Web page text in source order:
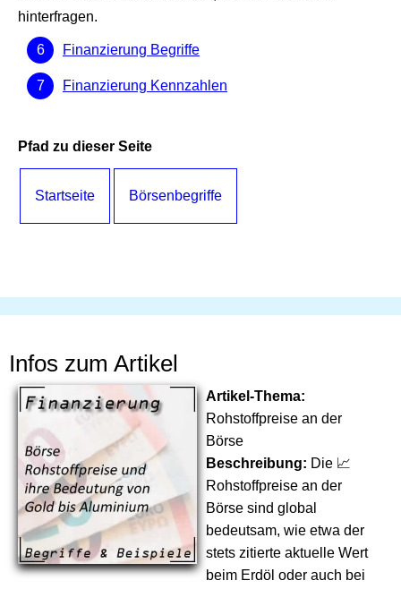
hinterfragen.
Finanzierung Begriffe
Finanzierung Kennzahlen
Pfad zu dieser Seite
Startseite Börsenbegriffe
Infos zum Artikel
Artikel-Thema:
Rohstoffpreise an der
Börse
Beschreibung: Die 📈
Rohstoffpreise an der
Börse sind global
bedeutsam, wie etwa der
stets zitierte aktuelle Wert
beim Erdöl oder auch bei